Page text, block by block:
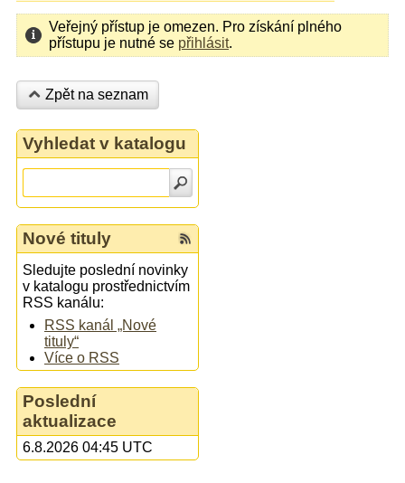
Veřejný přístup je omezen. Pro získání plného
přístupu je nutné se přihlásit.
Zpět na seznam
Vyhledat v katalogu
Nové tituly
Sledujte poslední novinky
v katalogu prostřednictvím
RSS kanálu:
RSS kanál „Nové
tituly“
Více o RSS
Poslední
aktualizace
6.8.2026 04:45 UTC